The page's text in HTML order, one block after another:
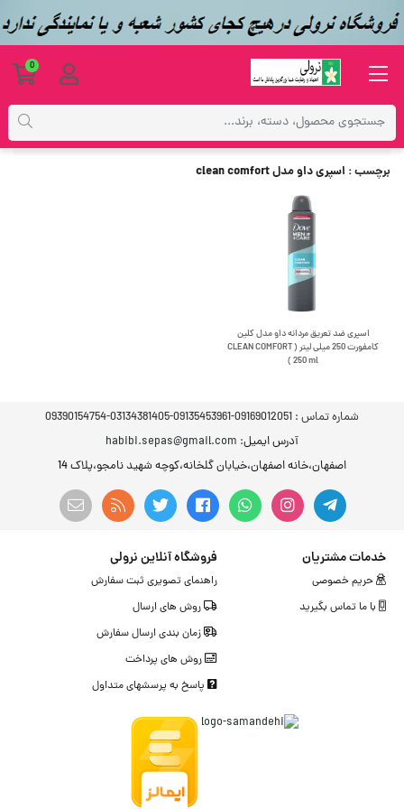
برچسب: اسپری داو مدل clean comfort
اسپری ضد تعریق مردانه داو مدل کلین
کامفورت 250 میلی لیتر ( CLEAN COMFORT
250 ml )
شماره تماس : 09169012051-09135453961-03134381405-09390154754
آدرس ایمیل: habibi.sepas@gmail.com
اصفهان،خانه اصفهان،خیابان گلخانه،کوچه شهید نامجو،پلاک 14
خدمات مشتریان
حریم خصوصی
با ما تماس بگیرید
فروشگاه آنلاین نرولی
راهنمای تصویری ثبت سفارش
روش های ارسال
زمان بندی ارسال سفارش
روش های پرداخت
پاسخ به پرسشهای متداول
0